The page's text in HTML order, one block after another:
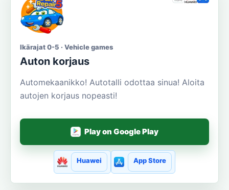
Ikärajat 0-5 · Vehicle games
Auton korjaus
Automekaanikko! Autotalli odottaa sinua! Aloita
autojen korjaus nopeasti!
Play on Google Play
Huawei App Store